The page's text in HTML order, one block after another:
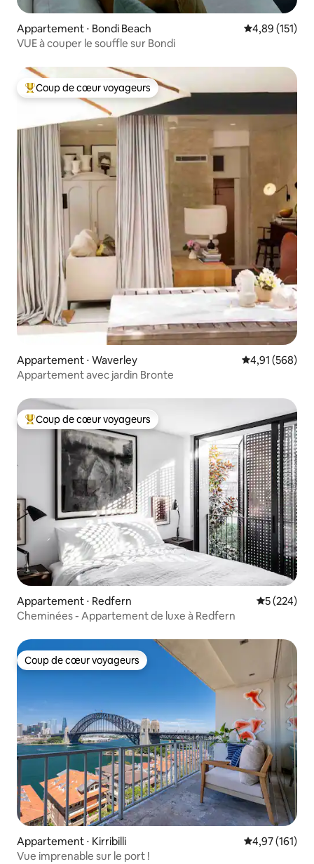
Appartement ⋅ Bondi Beach Évaluation
4,89 (151)
VUE à couper le souffle sur Bondi
Coups de cœur voyageurs les plus appréciés
Coup de cœur voyageurs
Appartement ⋅ Waverley Évaluation
4,91 (568)
Appartement avec jardin Bronte
Coups de cœur voyageurs les plus appréciés
Coup de cœur voyageurs
Appartement ⋅ Redfern Évaluation
5 (224)
Cheminées - Appartement de luxe à Redfern
Coup de cœur voyageurs
Coup de cœur voyageurs
Appartement ⋅ Kirribilli Évaluation
4,97 (161)
Vue imprenable sur le port !